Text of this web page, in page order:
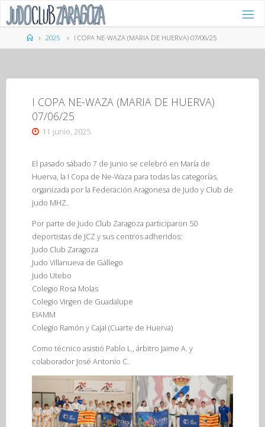
Saltar
contenidoPágina
de
2025 I COPA NE-WAZA (MARIA DE HUERVA) 07/06/25
I COPA NE-WAZA (MARIA DE HUERVA)
07/06/25
11 junio, 2025
El pasado sábado 7 de junio se celebró en María de
Huerva, la I Copa de Ne-Waza para todas las categorías,
organizada por la Federación Aragonesa de Judo y Club de
judo MHZ.
Por parte de Judo Club Zaragoza participaron 50
deportistas de JCZ y sus centros adheridos:
Judo Club Zaragoza
Judo Villanueva de Gállego
Judo Utebo
Colegio Rosa Molas
Colegio Virgen de Guadalupe
EIAMM
Colegio Ramón y Cajal (Cuarte de Huerva)
Como técnico asistió Pablo L., árbitro Jaime A. y
colaborador José Antonio C.